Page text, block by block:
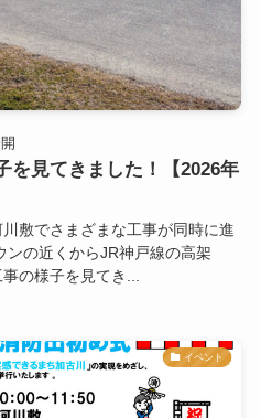
を見てきました！【2026年
敷でさまざまな工事が同時に進
ンの近くからJR神戸線の高架
の様子を見てき...
イベント